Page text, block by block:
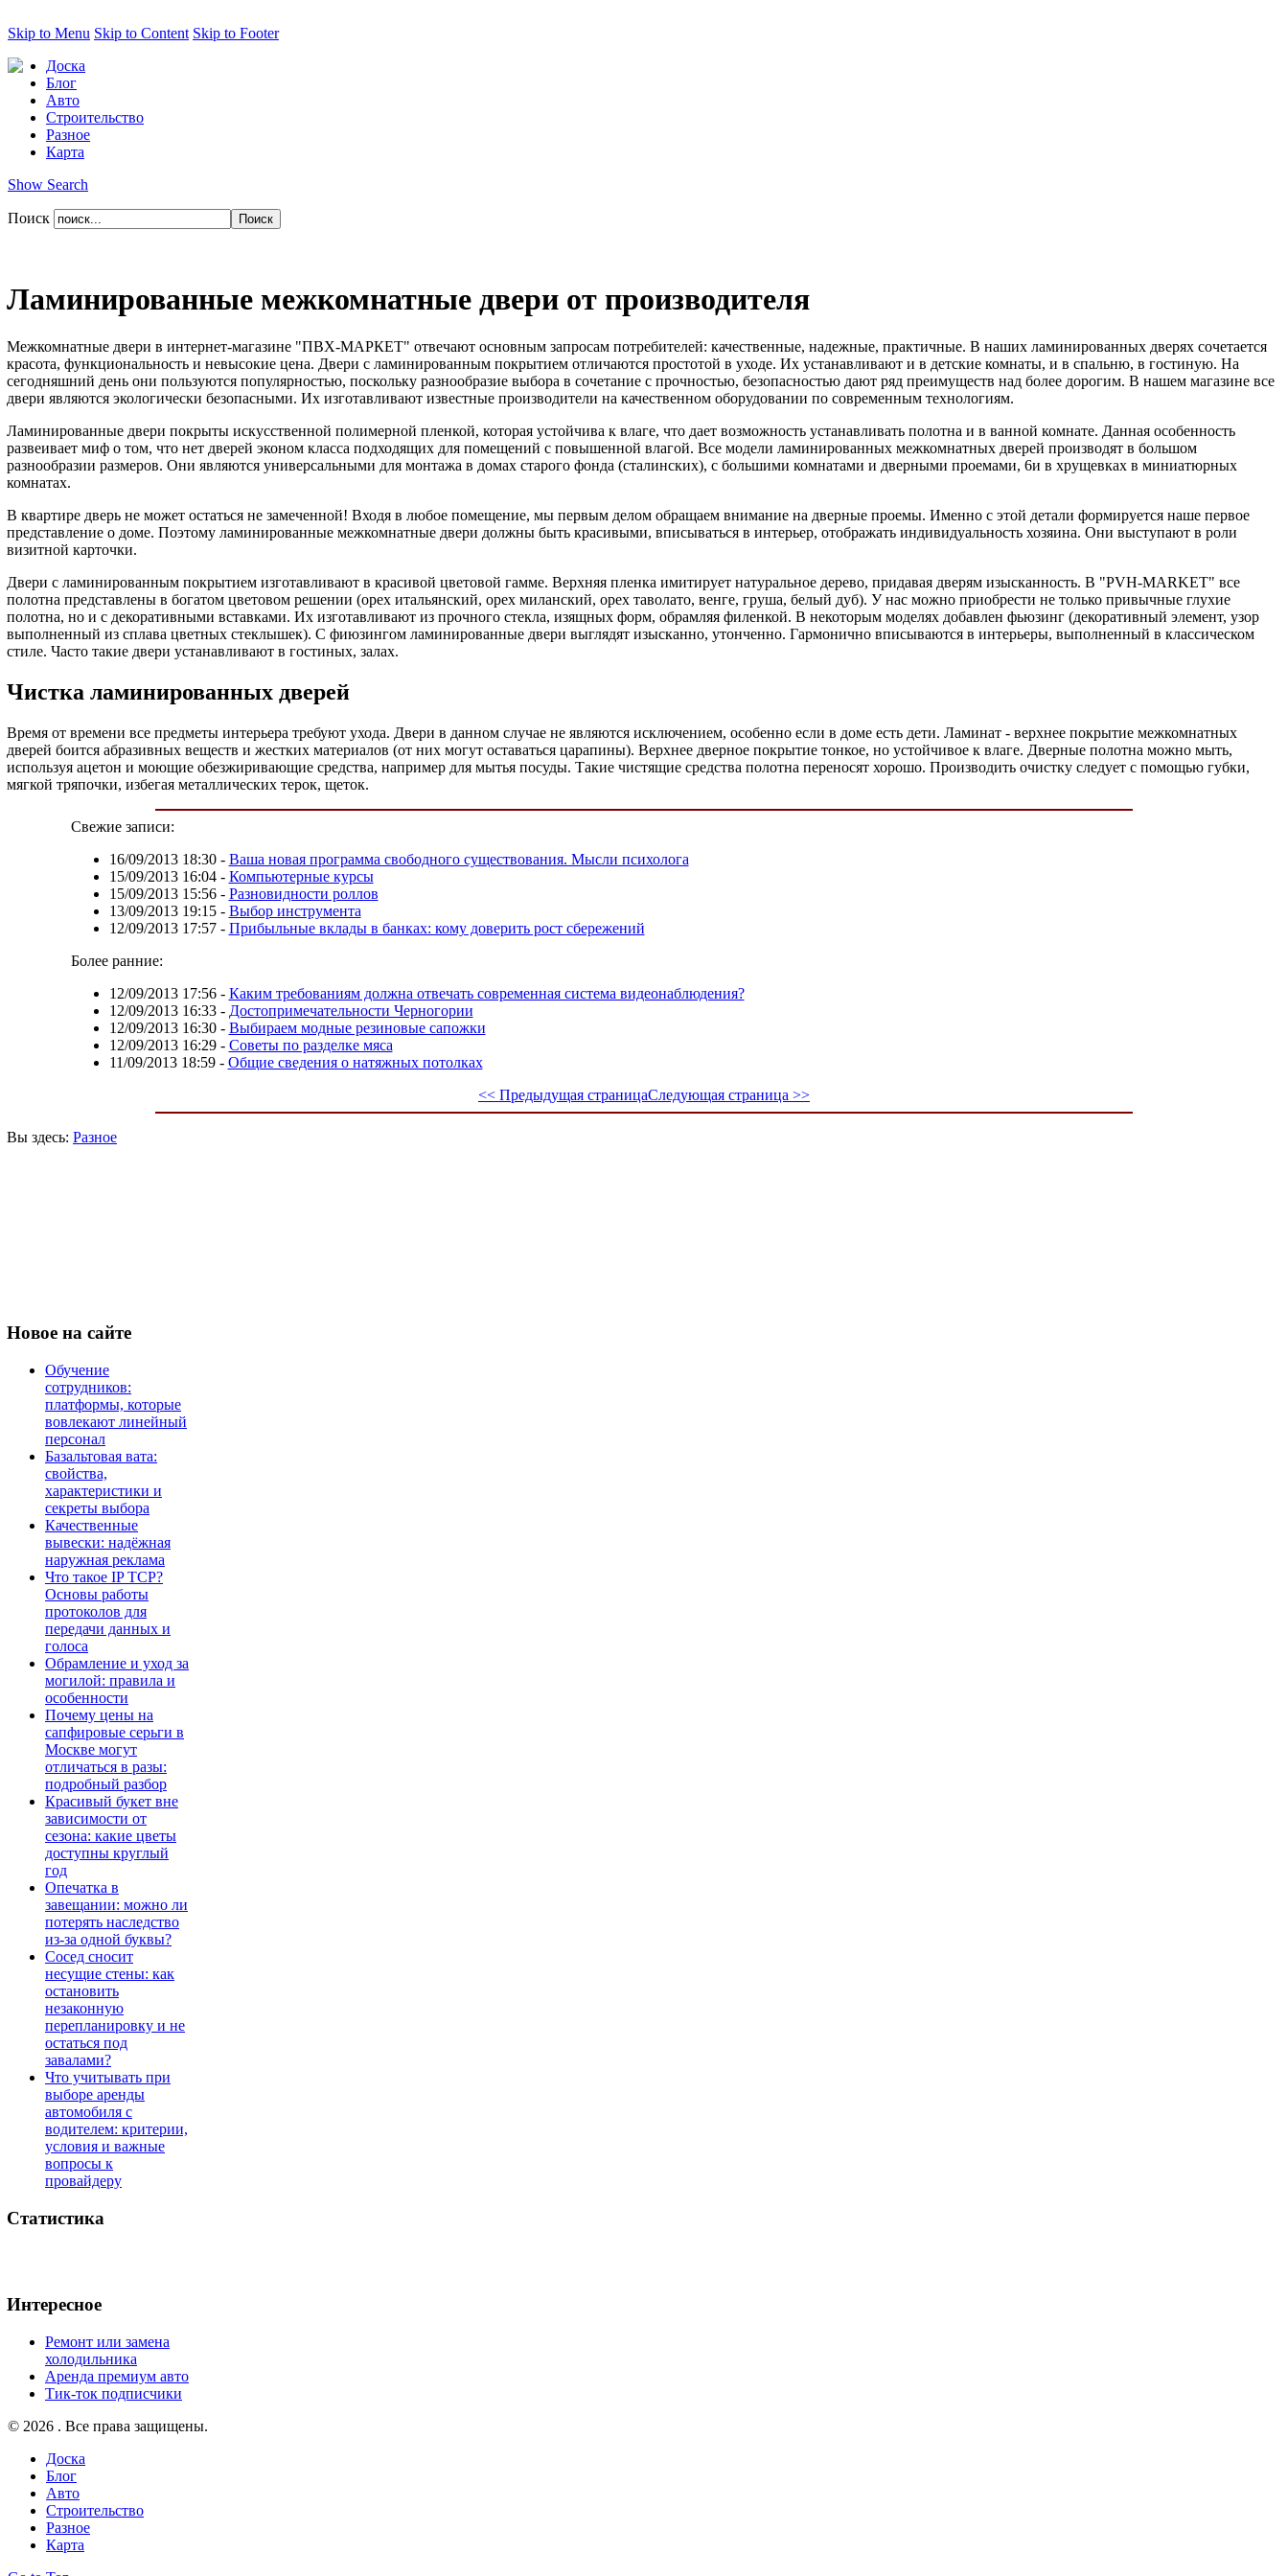
Skip to Menu Skip to Content Skip to Footer
Доска
Блог
Авто
Строительство
Разное
Карта
Show Search
Поиск
Ламинированные межкомнатные двери от производителя
Межкомнатные двери в интернет-магазине "ПВХ-МАРКЕТ" отвечают основным запросам потребителей: качественные, надежные, практичные. В наших ламинированных дверях сочетается
красота, функциональность и невысокие цена. Двери с ламинированным покрытием отличаются простотой в уходе. Их устанавливают и в детские комнаты, и в спальню, в гостиную. На
сегодняшний день они пользуются популярностью, поскольку разнообразие выбора в сочетание с прочностью, безопасностью дают ряд преимуществ над более дорогим. В нашем магазине все
двери являются экологически безопасными. Их изготавливают известные производители на качественном оборудовании по современным технологиям.
Ламинированные двери покрыты искусственной полимерной пленкой, которая устойчива к влаге, что дает возможность устанавливать полотна и в ванной комнате. Данная особенность
развеивает миф о том, что нет дверей эконом класса подходящих для помещений с повышенной влагой. Все модели ламинированных межкомнатных дверей производят в большом
разнообразии размеров. Они являются универсальными для монтажа в домах старого фонда (сталинских), с большими комнатами и дверными проемами, 6и в хрущевках в миниатюрных
комнатах.
В квартире дверь не может остаться не замеченной! Входя в любое помещение, мы первым делом обращаем внимание на дверные проемы. Именно с этой детали формируется наше первое
представление о доме. Поэтому ламинированные межкомнатные двери должны быть красивыми, вписываться в интерьер, отображать индивидуальность хозяина. Они выступают в роли
визитной карточки.
Двери с ламинированным покрытием изготавливают в красивой цветовой гамме. Верхняя пленка имитирует натуральное дерево, придавая дверям изысканность. В "PVH-MARKET" все
полотна представлены в богатом цветовом решении (орех итальянский, орех миланский, орех таволато, венге, груша, белый дуб). У нас можно приобрести не только привычные глухие
полотна, но и с декоративными вставками. Их изготавливают из прочного стекла, изящных форм, обрамляя филенкой. В некоторым моделях добавлен фьюзинг (декоративный элемент, узор
выполненный из сплава цветных стеклышек). С фиюзингом ламинированные двери выглядят изысканно, утонченно. Гармонично вписываются в интерьеры, выполненный в классическом
стиле. Часто такие двери устанавливают в гостиных, залах.
Чистка ламинированных дверей
Время от времени все предметы интерьера требуют ухода. Двери в данном случае не являются исключением, особенно если в доме есть дети. Ламинат - верхнее покрытие межкомнатных
дверей боится абразивных веществ и жестких материалов (от них могут оставаться царапины). Верхнее дверное покрытие тонкое, но устойчивое к влаге. Дверные полотна можно мыть,
используя ацетон и моющие обезжиривающие средства, например для мытья посуды. Такие чистящие средства полотна переносят хорошо. Производить очистку следует с помощью губки,
мягкой тряпочки, избегая металлических терок, щеток.
Свежие записи:
16/09/2013 18:30- Ваша новая программа свободного существования. Мысли психолога
15/09/2013 16:04- Компьютерные курсы
15/09/2013 15:56- Разновидности роллов
13/09/2013 19:15- Выбор инструмента
12/09/2013 17:57- Прибыльные вклады в банках: кому доверить рост сбережений
Более ранние:
12/09/2013 17:56- Каким требованиям должна отвечать современная система видеонаблюдения?
12/09/2013 16:33- Достопримечательности Черногории
12/09/2013 16:30- Выбираем модные резиновые сапожки
12/09/2013 16:29- Советы по разделке мяса
11/09/2013 18:59- Общие сведения о натяжных потолках
<< Предыдущая страницаСледующая страница >>
Вы здесь: Разное
Новое на сайте
Обучение
сотрудников:
платформы, которые
вовлекают линейный
персонал
Базальтовая вата:
свойства,
характеристики и
секреты выбора
Качественные
вывески: надёжная
наружная реклама
Что такое IP TCP?
Основы работы
протоколов для
передачи данных и
голоса
Обрамление и уход за
могилой: правила и
особенности
Почему цены на
сапфировые серьги в
Москве могут
отличаться в разы:
подробный разбор
Красивый букет вне
зависимости от
сезона: какие цветы
доступны круглый
год
Опечатка в
завещании: можно ли
потерять наследство
из-за одной буквы?
Сосед сносит
несущие стены: как
остановить
незаконную
перепланировку и не
остаться под
завалами?
Что учитывать при
выборе аренды
автомобиля с
водителем: критерии,
условия и важные
вопросы к
провайдеру
Статистика
Интересное
Ремонт или замена
холодильника
Аренда премиум авто
Тик-ток подписчики
© 2026 . Все права защищены.
Доска
Блог
Авто
Строительство
Разное
Карта